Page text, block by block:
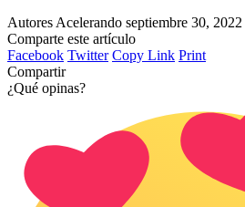
Autores Acelerando septiembre 30, 2022
Comparte este artículo
Facebook Twitter Copy Link Print
Compartir
¿Qué opinas?